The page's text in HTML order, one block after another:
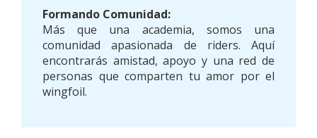
Formando Comunidad:
Más que una academia, somos una
comunidad apasionada de riders. Aquí
encontrarás amistad, apoyo y una red de
personas que comparten tu amor por el
wingfoil.